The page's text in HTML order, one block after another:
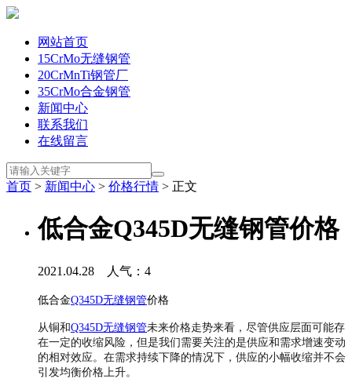
网站首页
15CrMo无缝钢管
20CrMnTi钢管厂
35CrMo合金钢管
新闻中心
联系我们
在线留言
首页 > 新闻中心 > 价格行情 > 正文
低合金Q345D无缝钢管价格
2021.04.28 人气： 4
低合金Q345D无缝钢管价格
从铜和Q345D无缝钢管未来价格走势来看，尽管供应层面可能存
在一定的收缩风险，但是我们需要关注的是供应和需求增速变动
的相对效应。在需求持续下降的情况下，供应的小幅收缩并不会
引发均衡价格上升。